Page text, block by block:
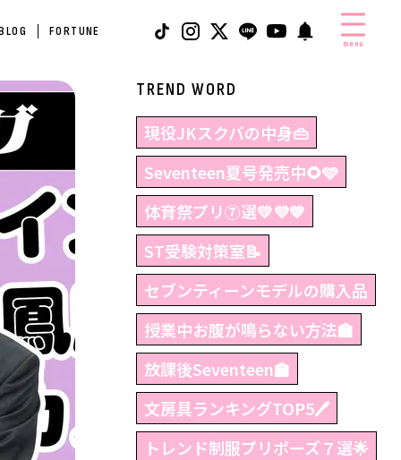
FORTUNE
menu
TREND WORD
現役JKスクバの中身👜
Seventeen夏号発売中🌻🩵
体育祭プリ⑦選💛💜💙
ST受験対策室📝
セブンティーンモデルの購入品
授業中お腹が鳴らない方法🏫
放課後Seventeen🏫
文房具ランキングTOP5🖊
トレンド制服プリポーズ７選🌟